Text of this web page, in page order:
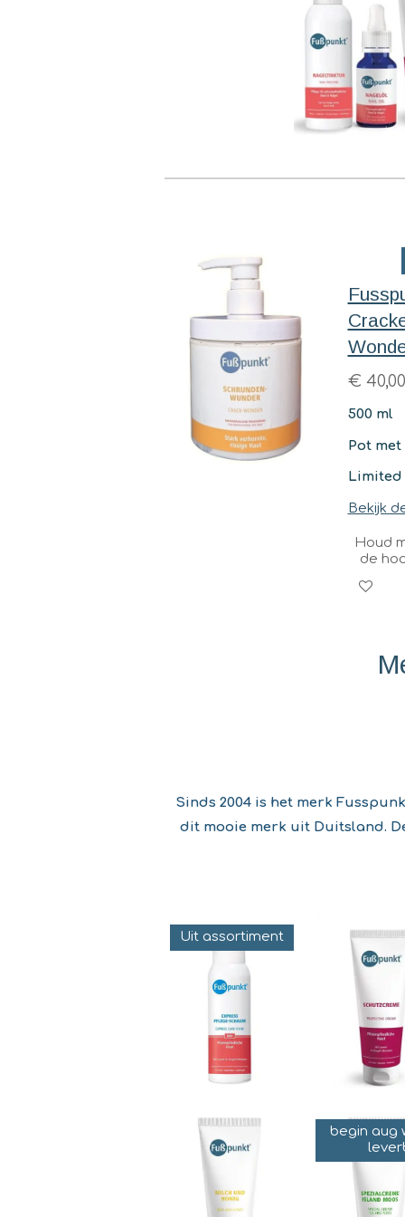
€ 40,00
500 ml
Pot
Bekijk
Houd
de
Sinds 2004 is het merk
dit mooie merk uit Duitsland.​
Uit assortiment
begin aug